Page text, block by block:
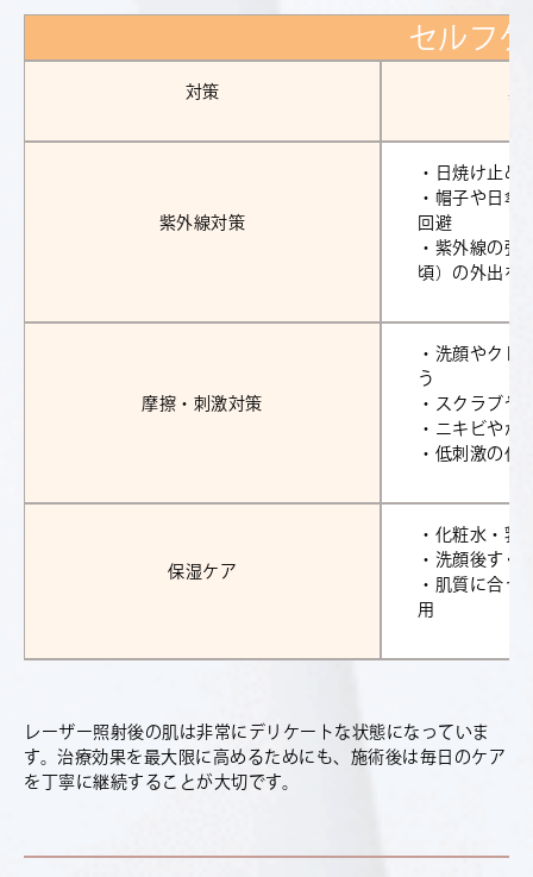
セルフ
対策
紫外線対策
・日焼け止め
・帽子や日傘
回避
・紫外線の強
頃）の外出を
摩擦・刺激対策
・洗顔やクレ
う
・スクラブや
・ニキビやか
・低刺激の化
保湿ケア
・化粧水・乳
・洗顔後すぐ
・肌質に合っ
用
レーザー照射後の肌は非常にデリケートな状態になっていま
す。治療効果を最大限に高めるためにも、施術後は毎日のケア
を丁寧に継続することが大切です。